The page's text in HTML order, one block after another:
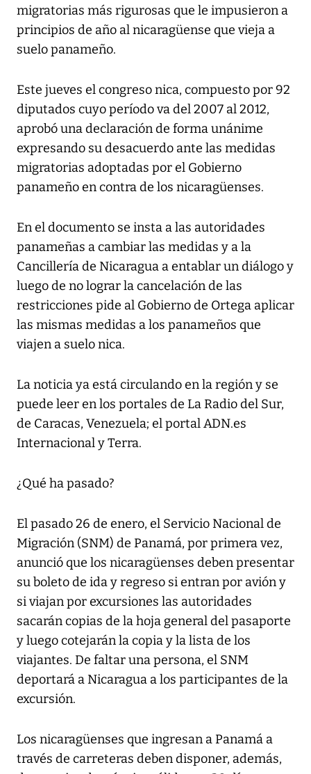
migratorias más rigurosas que le impusieron a
principios de año al nicaragüense que vieja a
suelo panameño.
Este jueves el congreso nica, compuesto por 92
diputados cuyo período va del 2007 al 2012,
aprobó una declaración de forma unánime
expresando su desacuerdo ante las medidas
migratorias adoptadas por el Gobierno
panameño en contra de los nicaragüenses.
En el documento se insta a las autoridades
panameñas a cambiar las medidas y a la
Cancillería de Nicaragua a entablar un diálogo y
luego de no lograr la cancelación de las
restricciones pide al Gobierno de Ortega aplicar
las mismas medidas a los panameños que
viajen a suelo nica.
La noticia ya está circulando en la región y se
puede leer en los portales de La Radio del Sur,
de Caracas, Venezuela; el portal ADN.es
Internacional y Terra.
¿Qué ha pasado?
El pasado 26 de enero, el Servicio Nacional de
Migración (SNM) de Panamá, por primera vez,
anunció que los nicaragüenses deben presentar
su boleto de ida y regreso si entran por avión y
si viajan por excursiones las autoridades
sacarán copias de la hoja general del pasaporte
y luego cotejarán la copia y la lista de los
viajantes. De faltar una persona, el SNM
deportará a Nicaragua a los participantes de la
excursión.
Los nicaragüenses que ingresan a Panamá a
través de carreteras deben disponer, además,